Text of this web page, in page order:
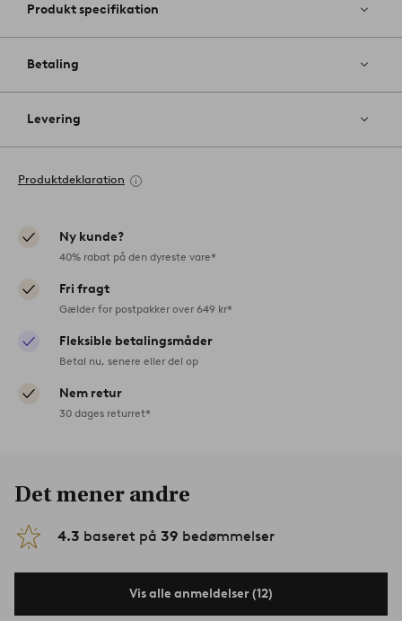
Produkt specifikation
Betaling
Levering
Produktdeklaration
Ny kunde?
40% rabat på den dyreste vare*
Fri fragt
Gælder for postpakker over 649 kr*
Fleksible betalingsmåder
Betal nu, senere eller del op
Nem retur
30 dages returret*
Det mener andre
4.3 baseret på 39 bedømmelser
Vis alle anmeldelser (12)